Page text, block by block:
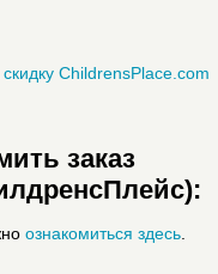
ChildrensPlace.com
заказ
ознакомиться здесь